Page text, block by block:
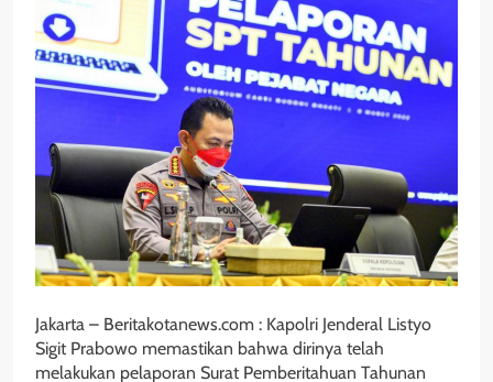
Jakarta – Beritakotanews.com : Kapolri Jenderal Listyo
Sigit Prabowo memastikan bahwa dirinya telah
melakukan pelaporan Surat Pemberitahuan Tahunan